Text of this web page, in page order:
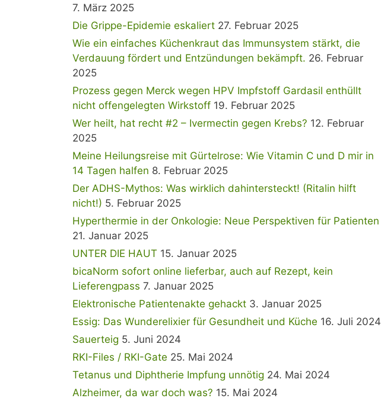
7. März 2025
Die Grippe-Epidemie eskaliert 27. Februar 2025
Wie ein einfaches Küchenkraut das Immunsystem stärkt, die
Verdauung fördert und Entzündungen bekämpft. 26. Februar
2025
Prozess gegen Merck wegen HPV Impfstoff Gardasil enthüllt
nicht offengelegten Wirkstoff 19. Februar 2025
Wer heilt, hat recht #2 – Ivermectin gegen Krebs? 12. Februar
2025
Meine Heilungsreise mit Gürtelrose: Wie Vitamin C und D mir in
14 Tagen halfen 8. Februar 2025
Der ADHS-Mythos: Was wirklich dahintersteckt! (Ritalin hilft
nicht!) 5. Februar 2025
Hyperthermie in der Onkologie: Neue Perspektiven für Patienten
21. Januar 2025
UNTER DIE HAUT 15. Januar 2025
bicaNorm sofort online lieferbar, auch auf Rezept, kein
Lieferengpass 7. Januar 2025
Elektronische Patientenakte gehackt 3. Januar 2025
Essig: Das Wunderelixier für Gesundheit und Küche 16. Juli 2024
Sauerteig 5. Juni 2024
RKI-Files / RKI-Gate 25. Mai 2024
Tetanus und Diphtherie Impfung unnötig 24. Mai 2024
Alzheimer, da war doch was? 15. Mai 2024